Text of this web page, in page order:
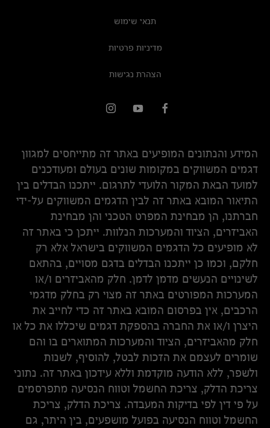
תנאי שימוש
מדיניות פרטיות
הצהרת נגישות
המידע והנתונים המופיעים באתר זה מתייחסים למגוון
דגמים המשווקים במקומות שונים בעולם ומעודכנים
למועד הבאת המקור הלועדי לתרגום. ייתכנו הבדלים בין
התיאור המובא באתר זה לבין הדגמים המשווקים על-ידי
חברתנו, הן מבחינת המפרט הטכני והן מבחינת
האביזרים, הציוד והמערכות הנלוות. ייתכן כי באתר זה
לא מופיעים כל הדגמים המשווקים בישראל אלא רק
חלקם, וכמו כן ייתכנו הבדלים בדגם מסויים, בהתאם
לשינויים הנעשים מדמן לדמן. חלק מהאביזרים ו/או
המערכות המפורטים באתר זה מצוי רק בחלק מדגמי
הרכבים, אין בפרסום המובא באתר זה כדי לחייב את
היצרן ו/או את החברה בהספקת דגמים שיכללו את כל או
חלק מהאביזרים, הציוד והמערכות המתוארים בו והם
שומרים לעצמם את הזכות לבטל, להוסיף, לשנות
ולשפר, ללא הודעה מוקדמת וללא עידכון באתר זה. נתוני
צריכת הדלק, צריכת החשמל וטווח הנסיעה מתפרסמים
על פי דין לפי בדיקות המעבדה. צריכת הדלק, צריכת
החשמל וטווח הנסיעה בפועל מושפעים, בין היתר, גם